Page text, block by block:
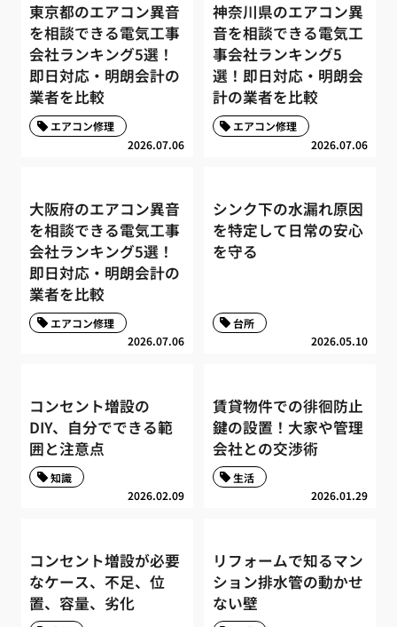
東京都のエアコン異音
を相談できる電気工事
会社ランキング5選！
即日対応・明朗会計の
業者を比較
2026.07.06
エアコン修理
神奈川県のエアコン異
音を相談できる電気工
事会社ランキング5
選！即日対応・明朗会
計の業者を比較
2026.07.06
エアコン修理
大阪府のエアコン異音
を相談できる電気工事
会社ランキング5選！
即日対応・明朗会計の
業者を比較
2026.07.06
エアコン修理
シンク下の水漏れ原因
を特定して日常の安心
を守る
2026.05.10
台所
コンセント増設の
DIY、自分でできる範
囲と注意点
2026.02.09
知識
賃貸物件での徘徊防止
鍵の設置！大家や管理
会社との交渉術
2026.01.29
生活
コンセント増設が必要
なケース、不足、位
置、容量、劣化
リフォームで知るマン
ション排水管の動かせ
ない壁